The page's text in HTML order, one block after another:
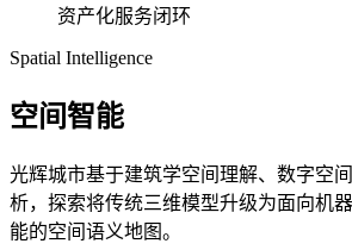
资产化服务闭环
Spatial Intelligence
空间智能
光辉城市基于建筑学空间理解、数字空
析，探索将传统三维模型升级为面向机
能的空间语义地图。